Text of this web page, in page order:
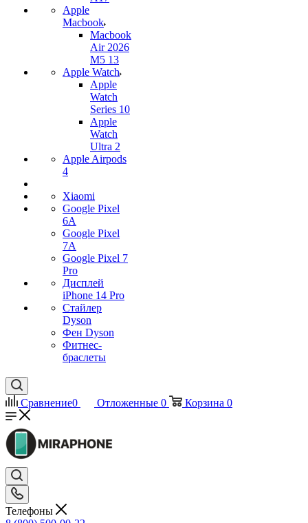
Apple
Macbook
Macbook
Air 2026
M5 13
Apple Watch
Apple
Watch
Series 10
Apple
Watch
Ultra 2
Apple Airpods
4
Xiaomi
Google Pixel
6A
Google Pixel
7А
Google Pixel 7
Pro
Дисплей
iPhone 14 Pro
Стайлер
Dyson
Фен Dyson
Фитнес-
браслеты
Сравнение0 Отложенные 0 Корзина 0
Телефоны